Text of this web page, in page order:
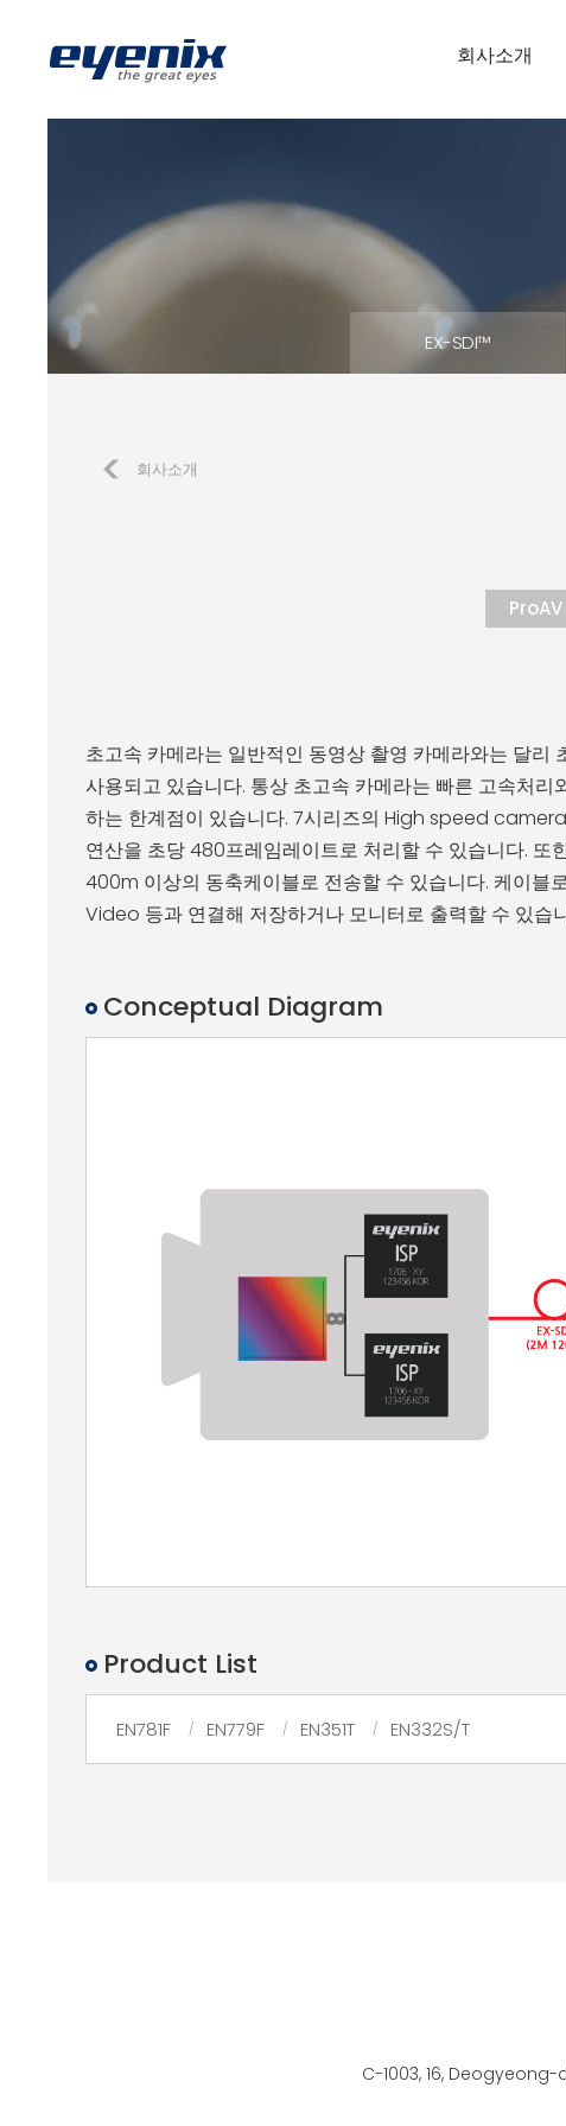
회사소개
EX-SDI™
회사소개
초고속 카메라는 일반적인 동영상 촬영 카메라와는 달리
사용되고 있습니다. 통상 초고속 카메라는 빠른 고속처
하는 한계점이 있습니다. 7시리즈의 High speed camera
연산을 초당 480프레임레이트로 처리할 수 있습니다.
400m 이상의 동축케이블로 전송할 수 있습니다. 케이블
Video 등과 연결해 저장하거나 모니터로 출력할 수 있습
Conceptual Diagram
Product List
EN781F EN779F EN351T EN332S/T
C-1003, 16,